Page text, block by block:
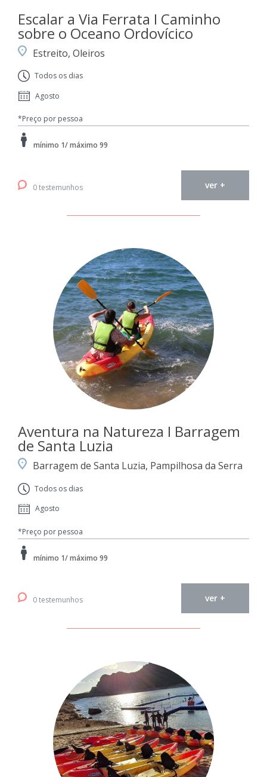
Escalar a Via Ferrata I Caminho
sobre o Oceano Ordovícico
Estreito, Oleiros
Todos os dias
Agosto
*Preço por pessoa
mínimo 1/ máximo 99
0 testemunhos ver +
Aventura na Natureza I Barragem
de Santa Luzia
Barragem de Santa Luzia, Pampilhosa da Serra
Todos os dias
Agosto
*Preço por pessoa
mínimo 1/ máximo 99
0 testemunhos ver +